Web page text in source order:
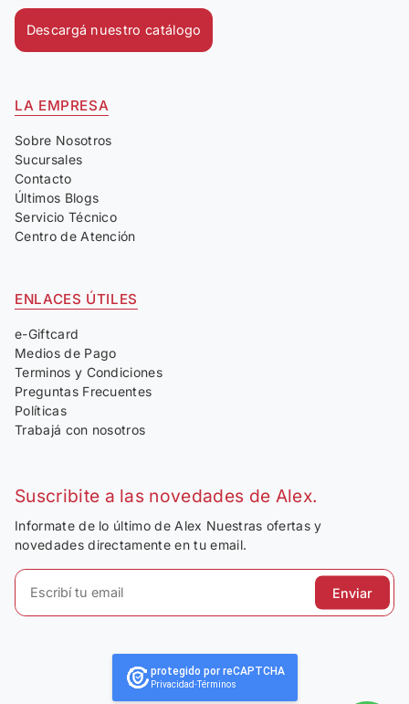
Descargá nuestro catálogo
LA EMPRESA
Sobre Nosotros
Sucursales
Contacto
Últimos Blogs
Servicio Técnico
Centro de Atención
ENLACES ÚTILES
e-Giftcard
Medios de Pago
Terminos y Condiciones
Preguntas Frecuentes
Políticas
Trabajá con nosotros
Suscribite a las novedades de Alex.
Informate de lo último de Alex Nuestras ofertas y
novedades directamente en tu email.
Enviar
protegido por reCAPTCHA
Privacidad-Términos